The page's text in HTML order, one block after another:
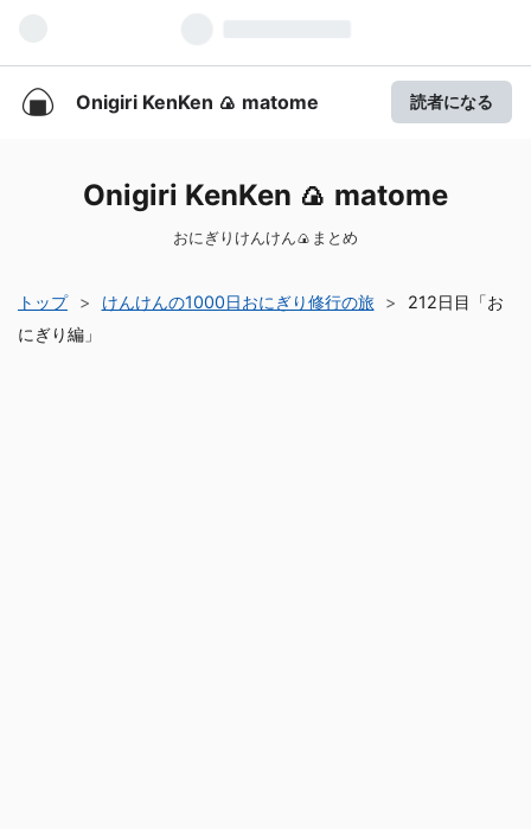
Onigiri KenKen 🍙 matome 読者になる
Onigiri KenKen 🍙 matome
おにぎりけんけん🍙まとめ
トップ > けんけんの1000日おにぎり修行の旅 >
212日目「お
にぎり編」